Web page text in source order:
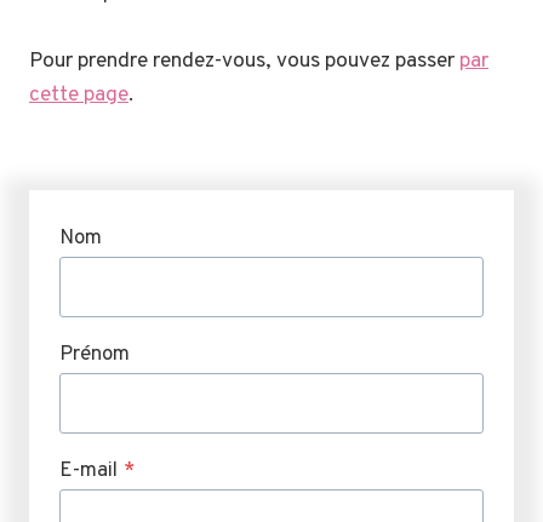
Pour prendre rendez-vous, vous pouvez passer par
cette page.
Nom
Prénom
E-mail *